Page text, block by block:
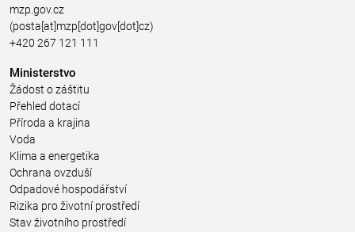
mzp.gov.cz
(posta[at]mzp[dot]gov[dot]cz)
+420 267 121 111
Ministerstvo
Žádost o záštitu
Přehled dotací
Příroda a krajina
Voda
Klima a energetika
Ochrana ovzduší
Odpadové hospodářství
Rizika pro životní prostředí
Stav životního prostředí